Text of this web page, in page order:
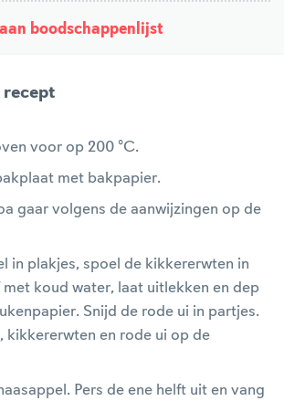
boodschappenlijst
recept
voor op 200 °C.
met bakpapier.
gaar volgens de aanwijzingen op de
in plakjes, spoel de kikkererwten in
koud water, laat uitlekken en dep
Snijd de rode ui in partjes.
kikkererwten en rode ui op de
Pers de ene helft uit en vang